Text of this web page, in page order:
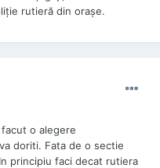
rutieră din oraşe.
o alegere
doriti. Fata de o sectie
principiu faci decat rutiera